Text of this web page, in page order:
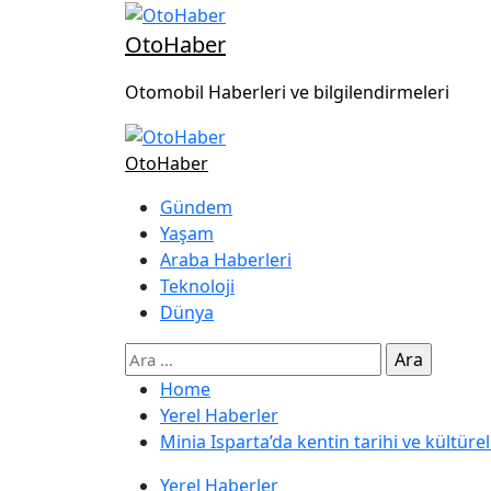
OtoHaber
Otomobil Haberleri ve bilgilendirmeleri
OtoHaber
Gündem
Yaşam
Araba Haberleri
Teknoloji
Dünya
Home
Yerel Haberler
Minia Isparta’da kentin tarihi ve
Yerel Haberler